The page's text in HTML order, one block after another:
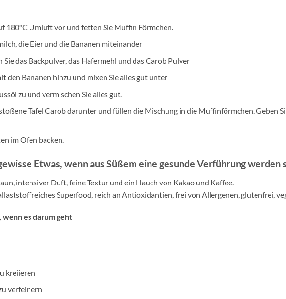
180°C Umluft vor und fetten Sie Muffin Förmchen.
die Eier und die Bananen miteinander
Sie das Backpulver, das Hafermehl und das Carob Pulver
den Bananen hinzu und mixen Sie alles gut unter
zu und vermischen Sie alles gut.
Tafel Carob darunter und füllen die Mischung in die Muffinförmchen. Geben
im Ofen backen.
Etwas, wenn aus Süßem eine gesunde Verführung werden
intensiver Duft, feine Textur und ein Hauch von Kakao und Kaffee.
Superfood, reich an Antioxidantien, frei von Allergenen, glutenfrei,
es darum geht
kreiieren
verfeinern